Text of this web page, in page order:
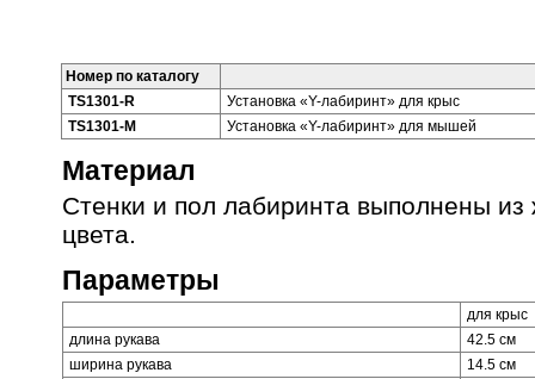
Номер по каталогу
TS1301-R
Установка «Y-лабиринт» для крыс
TS1301-M
Установка «Y-лабиринт» для мышей
Материал
Стенки и пол лабиринта выполнены из
цвета.
Параметры
для крыс
длина рукава
42.5 см
ширина рукава
14.5 см